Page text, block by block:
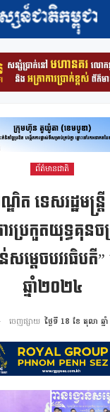
ព័ត៌មានជាតិ
ឌិត ទេសរដ្ឋមន្
ប្រកួតយុទ្ធគុនច
ន់សម្តេចបវរធិប
ឆ្នាំ២០២៤
ចេញផ្សាយ ថ្ងៃទី 18 ខែ តុលា ឆ្ន